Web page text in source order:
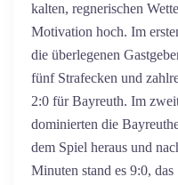
kalten, regnerischen
Motivation hoch. Im
die überlegenen
fünf Strafecken und
2:0 für Bayreuth. Im
dominierten die
dem Spiel heraus und
Minuten stand es 9:0,